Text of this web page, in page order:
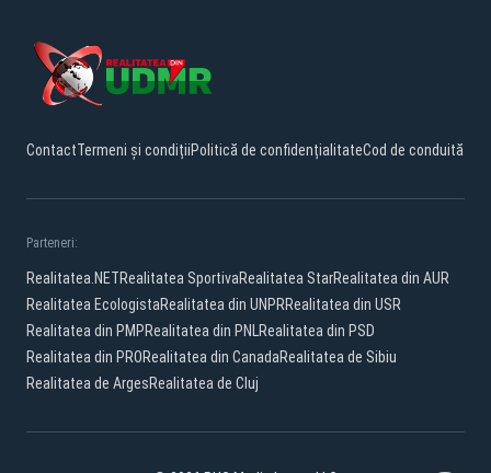
ContactTermeni și condițiiPolitică de confidențialitateCod de conduită
Parteneri:
Realitatea.NETRealitatea SportivaRealitatea StarRealitatea din AUR
Realitatea EcologistaRealitatea din UNPRRealitatea din USR
Realitatea din PMPRealitatea din PNLRealitatea din PSD
Realitatea din PRORealitatea din CanadaRealitatea de Sibiu
Realitatea de ArgesRealitatea de Cluj